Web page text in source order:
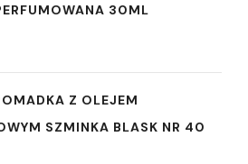
30ML
Z OLEJEM
SZMINKA BLASK NR 40